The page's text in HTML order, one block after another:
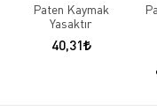
Paten Kaymak
Yasaktır
40,31